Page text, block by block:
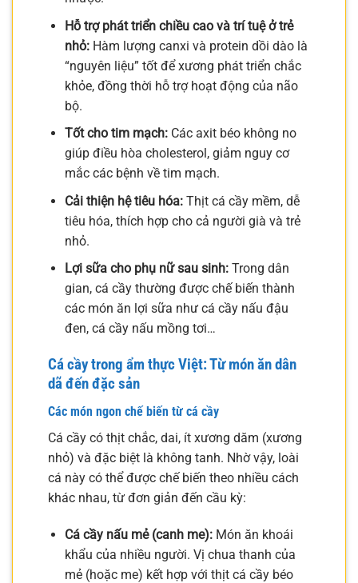
Hỗ trợ phát triển chiều cao và trí tuệ ở trẻ
nhỏ:Hàm lượng canxi và protein dồi dào là
“nguyên liệu” tốt để xương phát triển chắc
khỏe, đồng thời hỗ trợ hoạt động của não
bộ.
Tốt cho tim mạch:Các axit béo không no
giúp điều hòa cholesterol, giảm nguy cơ
mắc các bệnh về tim mạch.
Cải thiện hệ tiêu hóa:Thịt cá cầy mềm, dễ
tiêu hóa, thích hợp cho cả người già và trẻ
nhỏ.
Lợi sữa cho phụ nữ sau sinh:Trong dân
gian, cá cầy thường được chế biến thành
các món ăn lợi sữa như cá cầy nấu đậu
đen, cá cầy nấu mồng tơi…
Cá cầy trong ẩm thực Việt: Từ món ăn dân
dã đến đặc sản
Các món ngon chế biến từ cá cầy
Cá cầy có thịt chắc, dai, ít xương dăm (xương
nhỏ) và đặc biệt là không tanh. Nhờ vậy, loài
cá này có thể được chế biến theo nhiều cách
khác nhau, từ đơn giản đến cầu kỳ:
Cá cầy nấu mẻ (canh me):Món ăn khoái
khẩu của nhiều người. Vị chua thanh của
mẻ (hoặc me) kết hợp với thịt cá cầy béo